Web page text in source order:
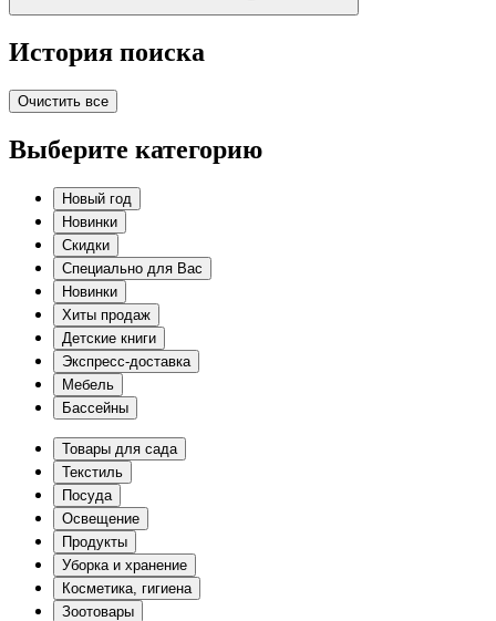
История поиска
Очистить все
Выберите категорию
Новый год
Новинки
Скидки
Специально для Вас
Новинки
Хиты продаж
Детские книги
Экспресс-доставка
Мебель
Бассейны
Товары для сада
Текстиль
Посуда
Освещение
Продукты
Уборка и хранение
Косметика, гигиена
Зоотовары